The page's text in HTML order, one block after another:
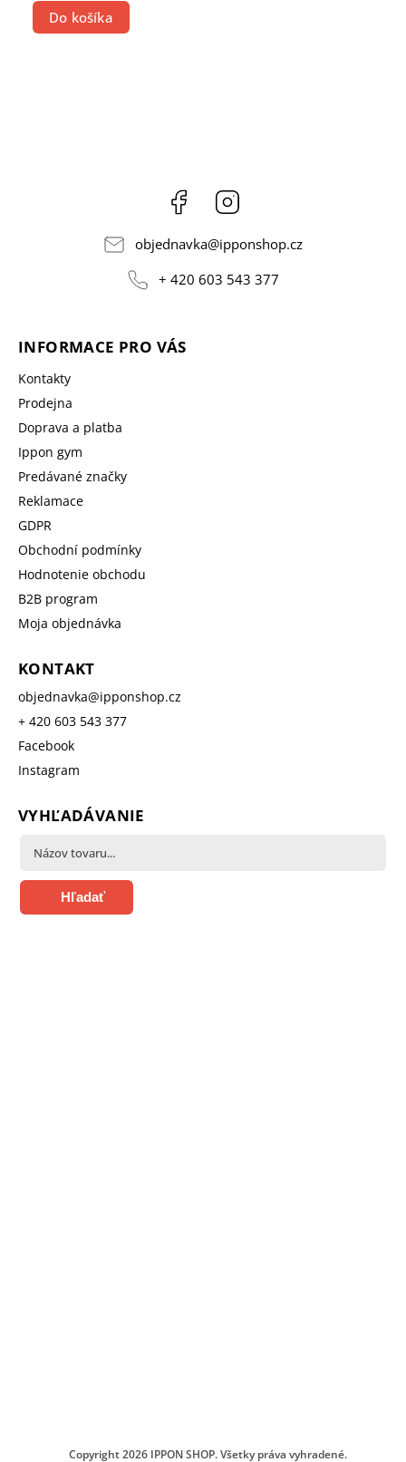
Do košíka
Facebook
objednavka@ipponshop.cz
+ 420 603 543 377
INFORMACE PRO VÁS
Kontakty
Prodejna
Doprava a platba
Ippon gym
Predávané značky
Reklamace
GDPR
Obchodní podmínky
Hodnotenie obchodu
B2B program
Moja objednávka
KONTAKT
objednavka@ipponshop.cz
+ 420 603 543 377
Facebook
Instagram
VYHĽADÁVANIE
Hľadať
Copyright 2026 IPPON SHOP. Všetky práva vyhradené.